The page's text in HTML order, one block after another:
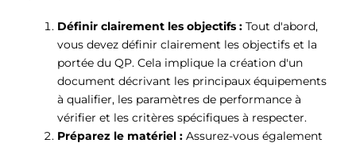
Définir clairement les objectifs : Tout d'abord,
vous devez définir clairement les objectifs et la
portée du QP. Cela implique la création d'un
document décrivant les principaux équipements
à qualifier, les paramètres de performance à
vérifier et les critères spécifiques à respecter.
Préparez le matériel : Assurez-vous également